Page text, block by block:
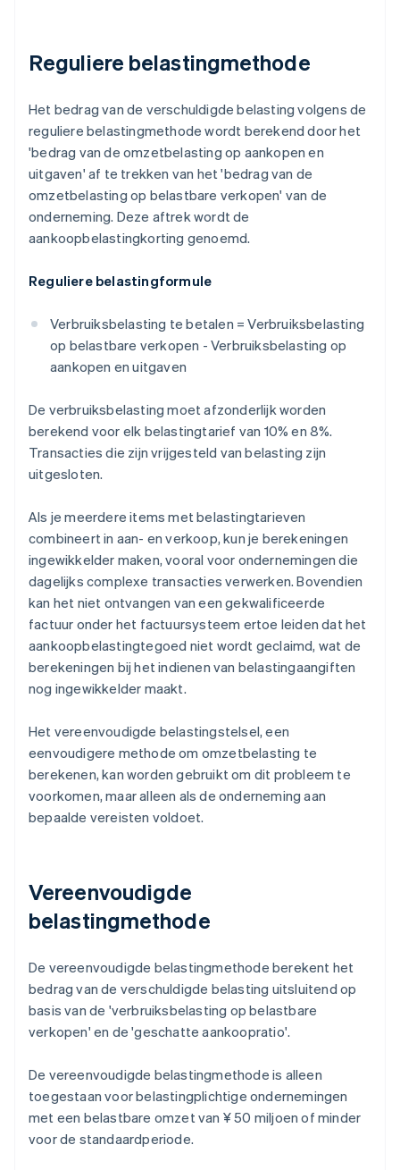
Reguliere belastingmethode
Het bedrag van de verschuldigde belasting volgens de
reguliere belastingmethode wordt berekend door het
'bedrag van de omzetbelasting op aankopen en
uitgaven' af te trekken van het 'bedrag van de
omzetbelasting op belastbare verkopen' van de
onderneming. Deze aftrek wordt de
aankoopbelastingkorting genoemd.
Reguliere belastingformule
Verbruiksbelasting te betalen = Verbruiksbelasting
op belastbare verkopen - Verbruiksbelasting op
aankopen en uitgaven
De verbruiksbelasting moet afzonderlijk worden
berekend voor elk belastingtarief van 10% en 8%.
Transacties die zijn vrijgesteld van belasting zijn
uitgesloten.
Als je meerdere items met belastingtarieven
combineert in aan- en verkoop, kun je berekeningen
ingewikkelder maken, vooral voor ondernemingen die
dagelijks complexe transacties verwerken. Bovendien
kan het niet ontvangen van een gekwalificeerde
factuur onder het factuursysteem ertoe leiden dat het
aankoopbelastingtegoed niet wordt geclaimd, wat de
berekeningen bij het indienen van belastingaangiften
nog ingewikkelder maakt.
Het vereenvoudigde belastingstelsel, een
eenvoudigere methode om omzetbelasting te
berekenen, kan worden gebruikt om dit probleem te
voorkomen, maar alleen als de onderneming aan
bepaalde vereisten voldoet.
Vereenvoudigde
belastingmethode
De vereenvoudigde belastingmethode berekent het
bedrag van de verschuldigde belasting uitsluitend op
basis van de 'verbruiksbelasting op belastbare
verkopen' en de 'geschatte aankoopratio'.
De vereenvoudigde belastingmethode is alleen
toegestaan voor belastingplichtige ondernemingen
met een belastbare omzet van ¥ 50 miljoen of minder
voor de standaardperiode.